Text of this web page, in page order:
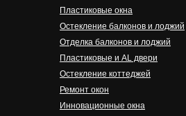
Пластиковые окна
Остекление балконов и лоджий
Отделка балконов и лоджий
Пластиковые и AL двери
Остекление коттеджей
Ремонт окон
Инновационные окна